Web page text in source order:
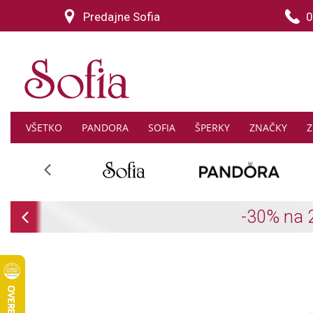
Predajne Sofia
VŠETKO PANDORA SOFIA ŠPERKY ZNAČKY